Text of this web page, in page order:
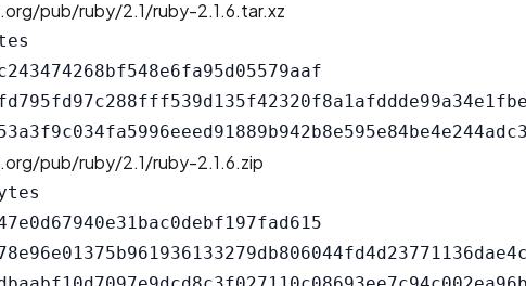
pub/ruby/2.1/ruby-2.1.6.tar.xz
pub/ruby/2.1/ruby-2.1.6.zip